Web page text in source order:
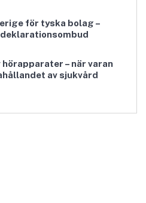
för tyska bolag –
– när varan
av sjukvård